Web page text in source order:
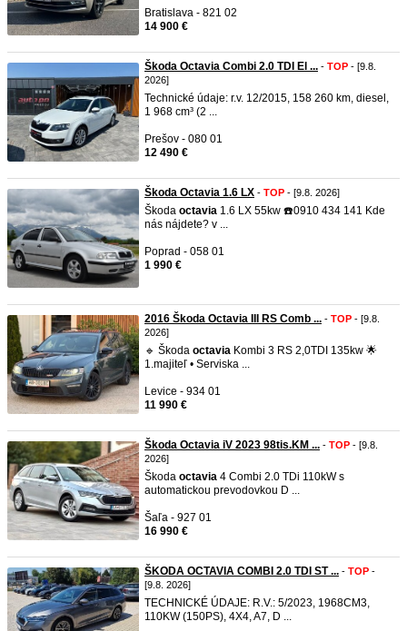
Bratislava - 821 02
14 900 €
Škoda Octavia Combi 2.0 TDI El ... - TOP - [9.8.
2026]
Technické údaje: r.v. 12/2015, 158 260 km, diesel,
1 968 cm³ (2 ...
Prešov - 080 01
12 490 €
Škoda Octavia 1.6 LX - TOP - [9.8. 2026]
Škoda octavia 1.6 LX 55kw ☎️0910 434 141 Kde
nás nájdete? v ...
Poprad - 058 01
1 990 €
2016 Škoda Octavia III RS Comb ... - TOP - [9.8.
2026]
🔹 Škoda octavia Kombi 3 RS 2,0TDI 135kw 🌟
1.majiteľ • Serviska ...
Levice - 934 01
11 990 €
Škoda Octavia iV 2023 98tis.KM ... - TOP - [9.8.
2026]
Škoda octavia 4 Combi 2.0 TDi 110kW s
automatickou prevodovkou D ...
Šaľa - 927 01
16 990 €
ŠKODA OCTAVIA COMBI 2.0 TDI ST ... - TOP -
[9.8. 2026]
TECHNICKÉ ÚDAJE: R.V.: 5/2023, 1968CM3,
110KW (150PS), 4X4, A7, D ...